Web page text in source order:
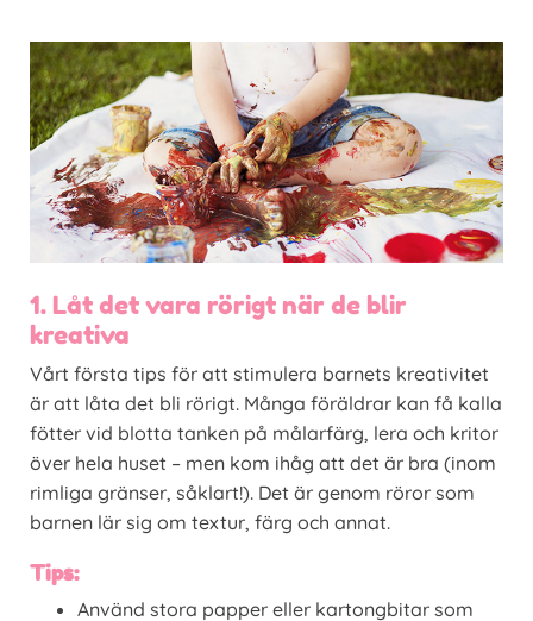
1. Låt det vara rörigt när de blir
kreativa
Vårt första tips för att stimulera barnets kreativitet
är att låta det bli rörigt. Många föräldrar kan få kalla
fötter vid blotta tanken på målarfärg, lera och kritor
över hela huset – men kom ihåg att det är bra (inom
rimliga gränser, såklart!). Det är genom röror som
barnen lär sig om textur, färg och annat.
Tips:
Använd stora papper eller kartongbitar som